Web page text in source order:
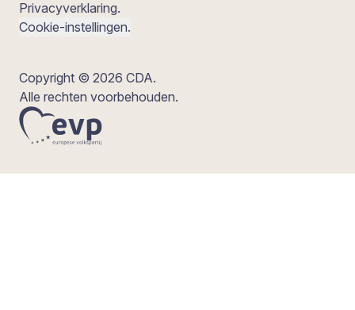
Privacyverklaring.
Cookie-instellingen.
Copyright © 2026 CDA.
Alle rechten voorbehouden.